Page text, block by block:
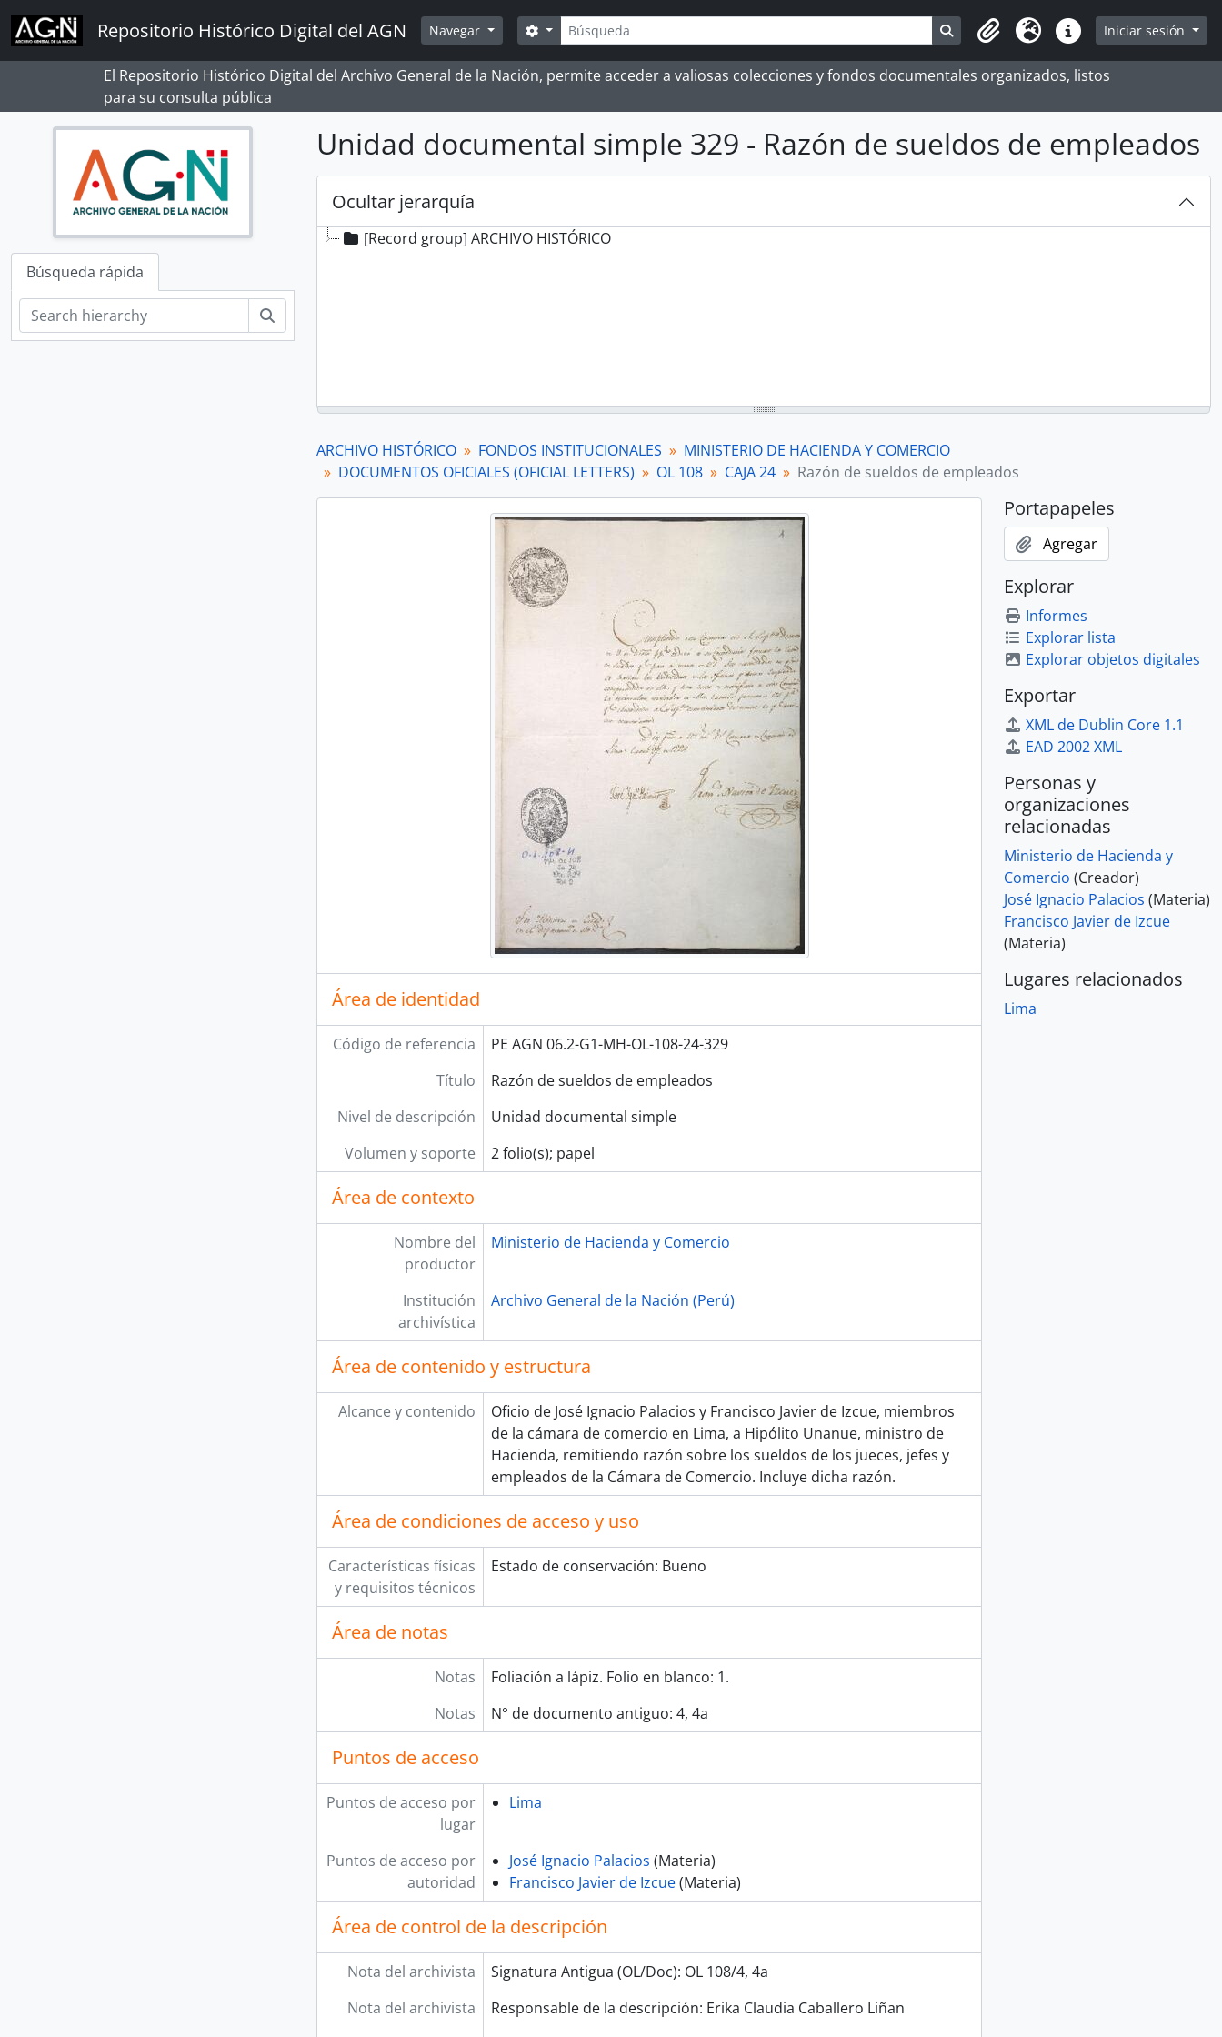
Skip to main content
Repositorio Histórico Digital del AGN Navegar Búsqueda
Search options Search in browse page
Portapapeles
Idioma Enlaces rápidos
Iniciar sesión
El Repositorio Histórico Digital del Archivo General de la Nación, permite acceder a valiosas colecciones y fondos documentales organizados, listos
para su consulta pública
Búsqueda rápida
Unidad documental simple 329 - Razón de sueldos de empleados
Ocultar jerarquía
[Record group] ARCHIVO HISTÓRICO
ARCHIVO HISTÓRICO FONDOS INSTITUCIONALES
MINISTERIO DE HACIENDA Y COMERCIO
DOCUMENTOS OFICIALES (OFICIAL LETTERS)
OL 108 CAJA 24 Razón de sueldos de empleados
Área de identidad
Código de referencia
PE AGN 06.2-G1-MH-OL-108-24-329
Título
Razón de sueldos de empleados
Nivel de descripción
Unidad documental simple
Volumen y soporte
2 folio(s); papel
Área de contexto
Nombre del
productor
Ministerio de Hacienda y Comercio
Institución
archivística
Archivo General de la Nación (Perú)
Área de contenido y estructura
Alcance y contenido
Oficio de José Ignacio Palacios y Francisco Javier de Izcue, miembros
de la cámara de comercio en Lima, a Hipólito Unanue, ministro de
Hacienda, remitiendo razón sobre los sueldos de los jueces, jefes y
empleados de la Cámara de Comercio. Incluye dicha razón.
Área de condiciones de acceso y uso
Características físicas
y requisitos técnicos
Estado de conservación: Bueno
Área de notas
Notas
Foliación a lápiz. Folio en blanco: 1.
Notas
N° de documento antiguo: 4, 4a
Puntos de acceso
Puntos de acceso por
lugar
Lima
Puntos de acceso por
autoridad
José Ignacio Palacios (Materia)
Francisco Javier de Izcue(Materia)
Área de control de la descripción
Nota del archivista
Signatura Antigua (OL/Doc): OL 108/4, 4a
Nota del archivista
Responsable de la descripción: Erika Claudia Caballero Liñan
Portapapeles
Agregar
Explorar
Informes
Explorar lista
Explorar objetos digitales
Exportar
XML de Dublin Core 1.1
EAD 2002 XML
Personas y
organizaciones
relacionadas
Ministerio de Hacienda y
Comercio (Creador)
José Ignacio Palacios (Materia)
Francisco Javier de Izcue
(Materia)
Lugares relacionados
Lima